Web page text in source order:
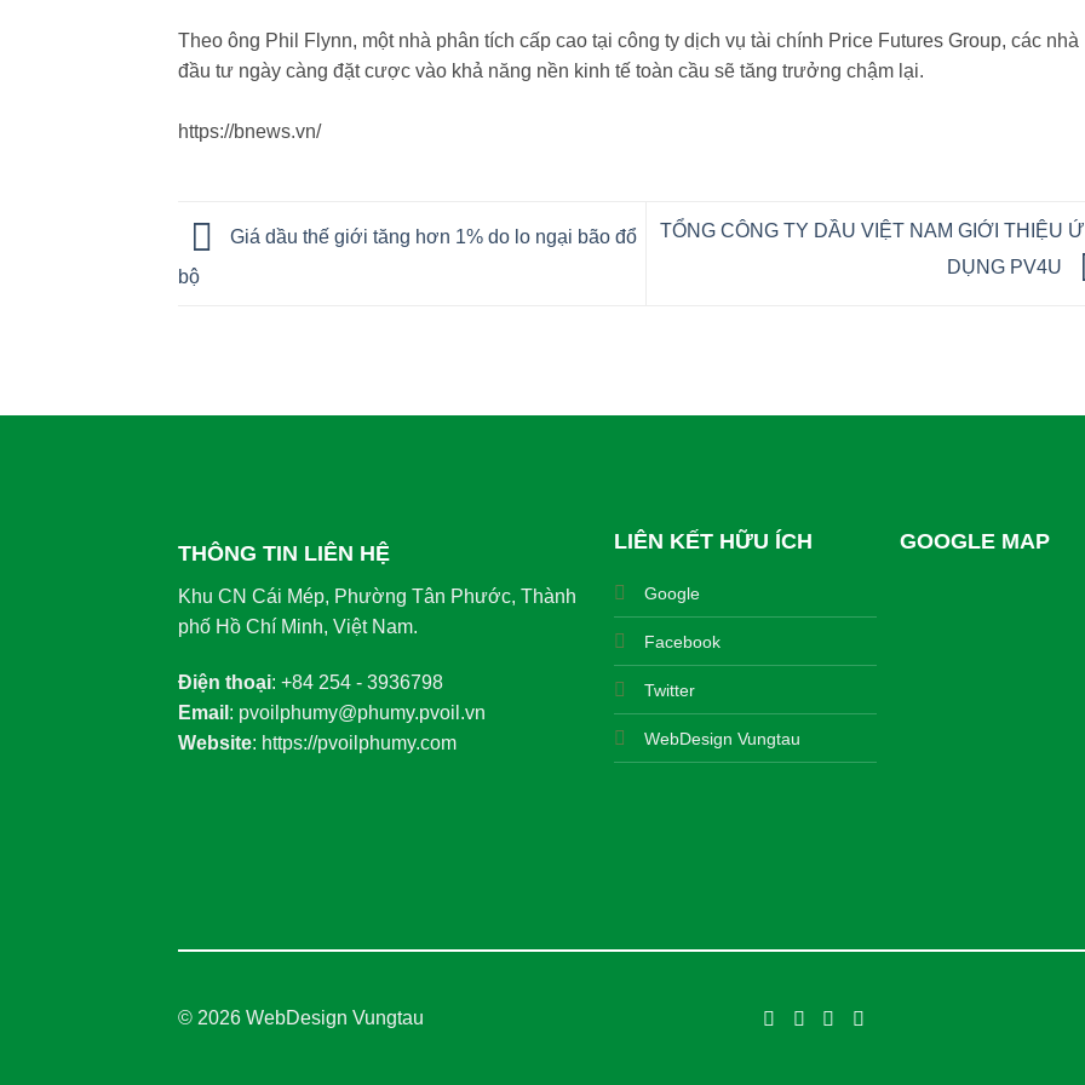
Theo ông Phil Flynn, một nhà phân tích cấp cao tại công ty dịch vụ tài chính Price Futures Group, các nhà
đầu tư ngày càng đặt cược vào khả năng nền kinh tế toàn cầu sẽ tăng trưởng chậm lại.
https://bnews.vn/
Giá dầu thế giới tăng hơn 1% do lo ngại bão đổ
bộ
TỔNG CÔNG TY DẦU VIỆT NAM GIỚI THIỆU
DỤNG PV4U
THÔNG TIN LIÊN HỆ
Khu CN Cái Mép, Phường Tân Phước, Thành
phố Hồ Chí Minh, Việt Nam.
Điện thoại: +84 254 - 3936798
Email : pvoilphumy@phumy.pvoil.vn
Website: https://pvoilphumy.com
LIÊN KẾT HỮU ÍCH
Google
Facebook
Twitter
WebDesign Vungtau
GOOGLE MAP
© 2026 WebDesign Vungtau